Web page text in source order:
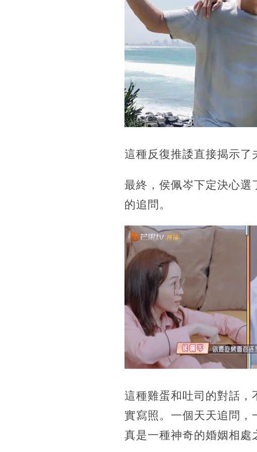
這種反復推諉直接揭示了
最終，侯佩岑下定決心選
的追問。
這種雞蛋和吐司的對話，
實寫照。一個天天追問
真是一種神奇的婚姻相處